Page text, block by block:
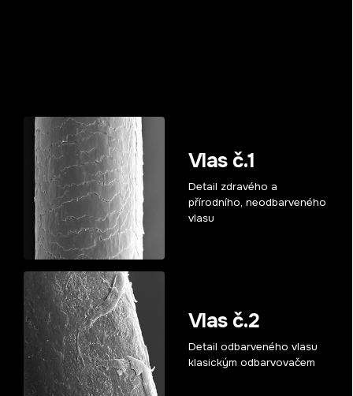
Vlas č.1
Detail zdravého a
přírodního, neodbarveného
vlasu
Vlas č.2
Detail odbarveného vlasu
klasickým odbarvovačem